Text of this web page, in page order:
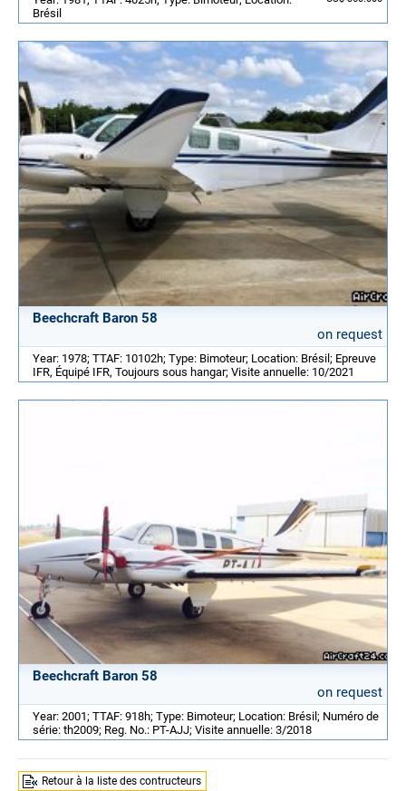
Brésil
Beechcraft Baron 58
on request
Year: 1978; TTAF: 10102h; Type: Bimoteur; Location: Brésil; Epreuve
IFR, Équipé IFR, Toujours sous hangar; Visite annuelle: 10/2021
Beechcraft Baron 58
on request
Year: 2001; TTAF: 918h; Type: Bimoteur; Location: Brésil; Numéro de
série: th2009; Reg. No.: PT-AJJ; Visite annuelle: 3/2018
Retour à la liste des contructeurs